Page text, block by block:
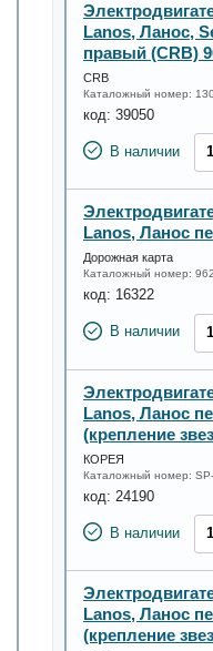
Lanos, Ланос,
правый (CRB)
CRB
Каталожный номер:
код: 39050
В наличии
Lanos, Ланос
Дорожная карта
Каталожный номер:
код: 16322
В наличии
Lanos, Ланос
(крепление
КОРЕЯ
Каталожный номер:
код: 24190
В наличии
Lanos, Ланос
(крепление